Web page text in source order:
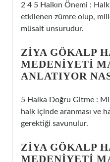
2 4 5 Halkın Önemi :
etkilenen zümre olup,
müsait unsurudur.
ZIYA GÖKALP
MEDENIYETI
ANLATIYOR
5 Halka Doğru Gitme :
halk içinde aranması ve
gerektiği savunulur.
ZIYA GÖKALP
MEDENIYETI